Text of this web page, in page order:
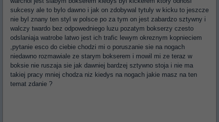
sukcesy ale to bylo dawno i jak on zdobywal tytuly w kicku to jeszcze
nie byl znany ten styl w polsce po za tym on jest zabardzo sztywny i
walczy twardo bez odpowedniego luzu pozatym bokserzy czesto
odslaniaja watrobe latwo jest ich trafic lewym okreznym kopnieciem
,pytanie esco do ciebie chodzi mi o poruszanie sie na nogach
niedawno rozmawiale ze starym bokserem i mowil mi ze teraz w
boksie nie ruszaja sie jak dawniej bardzej sztywno stoja i nie ma
takiej pracy mniej chodza niz kiedys na nogach jakie masz na ten
temat zdanie ?